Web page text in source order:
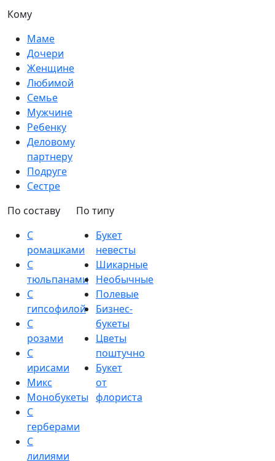
Кому
Маме
Дочери
Женщине
Любимой
Семье
Мужчине
Ребенку
Деловому
партнеру
Подруге
Сестре
По составу
С
ромашками
С
тюльпанами
С
гипсофилой
С
розами
С
ирисами
Микс
Монобукеты
С
герберами
С
лилиями
По типу
Букет
невесты
Шикарные
Необычные
Полевые
Бизнес-
букеты
Цветы
поштучно
Букет
от
флориста